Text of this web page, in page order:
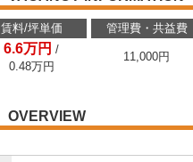
賃料/坪単価 管理費・共益費
6.6万円 /
0.48万円
11,000円
OVERVIEW